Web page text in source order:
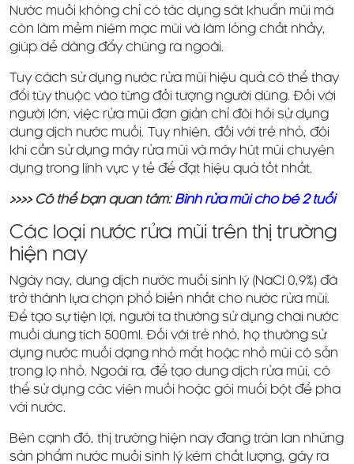
Nước muối không chỉ có tác dụng sát khuẩn mũi mà
còn làm mềm niêm mạc mũi và làm lỏng chất nhầy,
giúp dễ dàng đẩy chúng ra ngoài.
Tuy cách sử dụng nước rửa mũi hiệu quả có thể thay
đổi tùy thuộc vào từng đối tượng người dùng. Đối với
người lớn, việc rửa mũi đơn giản chỉ đòi hỏi sử dụng
dung dịch nước muối. Tuy nhiên, đối với trẻ nhỏ, đôi
khi cần sử dụng máy rửa mũi và máy hút mũi chuyên
dụng trong lĩnh vực y tế để đạt hiệu quả tốt nhất.
>>>> Có thể bạn quan tâm: Bình rửa mũi cho bé 2 tuổi
Các loại nước rửa mũi trên thị trường
hiện nay
Ngày nay, dung dịch nước muối sinh lý (NaCl 0,9%) đã
trở thành lựa chọn phổ biến nhất cho nước rửa mũi.
Để tạo sự tiện lợi, người ta thường sử dụng chai nước
muối dung tích 500ml. Đối với trẻ nhỏ, họ thường sử
dụng nước muối dạng nhỏ mắt hoặc nhỏ mũi có sẵn
trong lọ nhỏ. Ngoài ra, để tạo dung dịch rửa mũi, có
thể sử dụng các viên muối hoặc gói muối bột để pha
với nước.
Bên cạnh đó, thị trường hiện nay đang tràn lan những
sản phẩm nước muối sinh lý kém chất lượng, gây ra